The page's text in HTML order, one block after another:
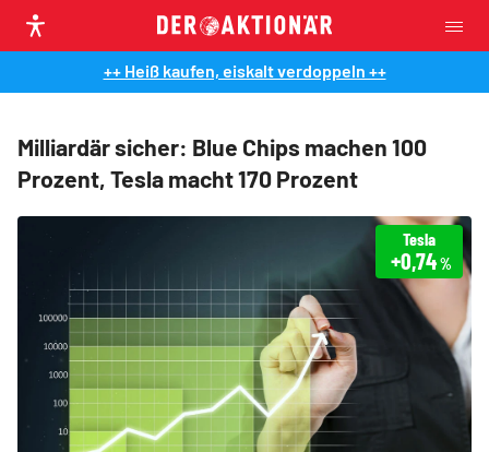
++ Heiß kaufen, eiskalt verdoppeln ++
Milliardär sicher: Blue Chips machen 100
Prozent, Tesla macht 170 Prozent
Tesla
+0,74%